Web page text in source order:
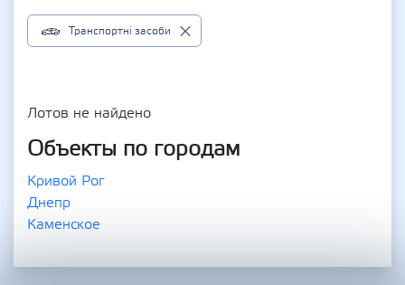
Транспортні засоби
Лотов не найдено
Объекты по городам
Кривой Рог
Днепр
Каменское